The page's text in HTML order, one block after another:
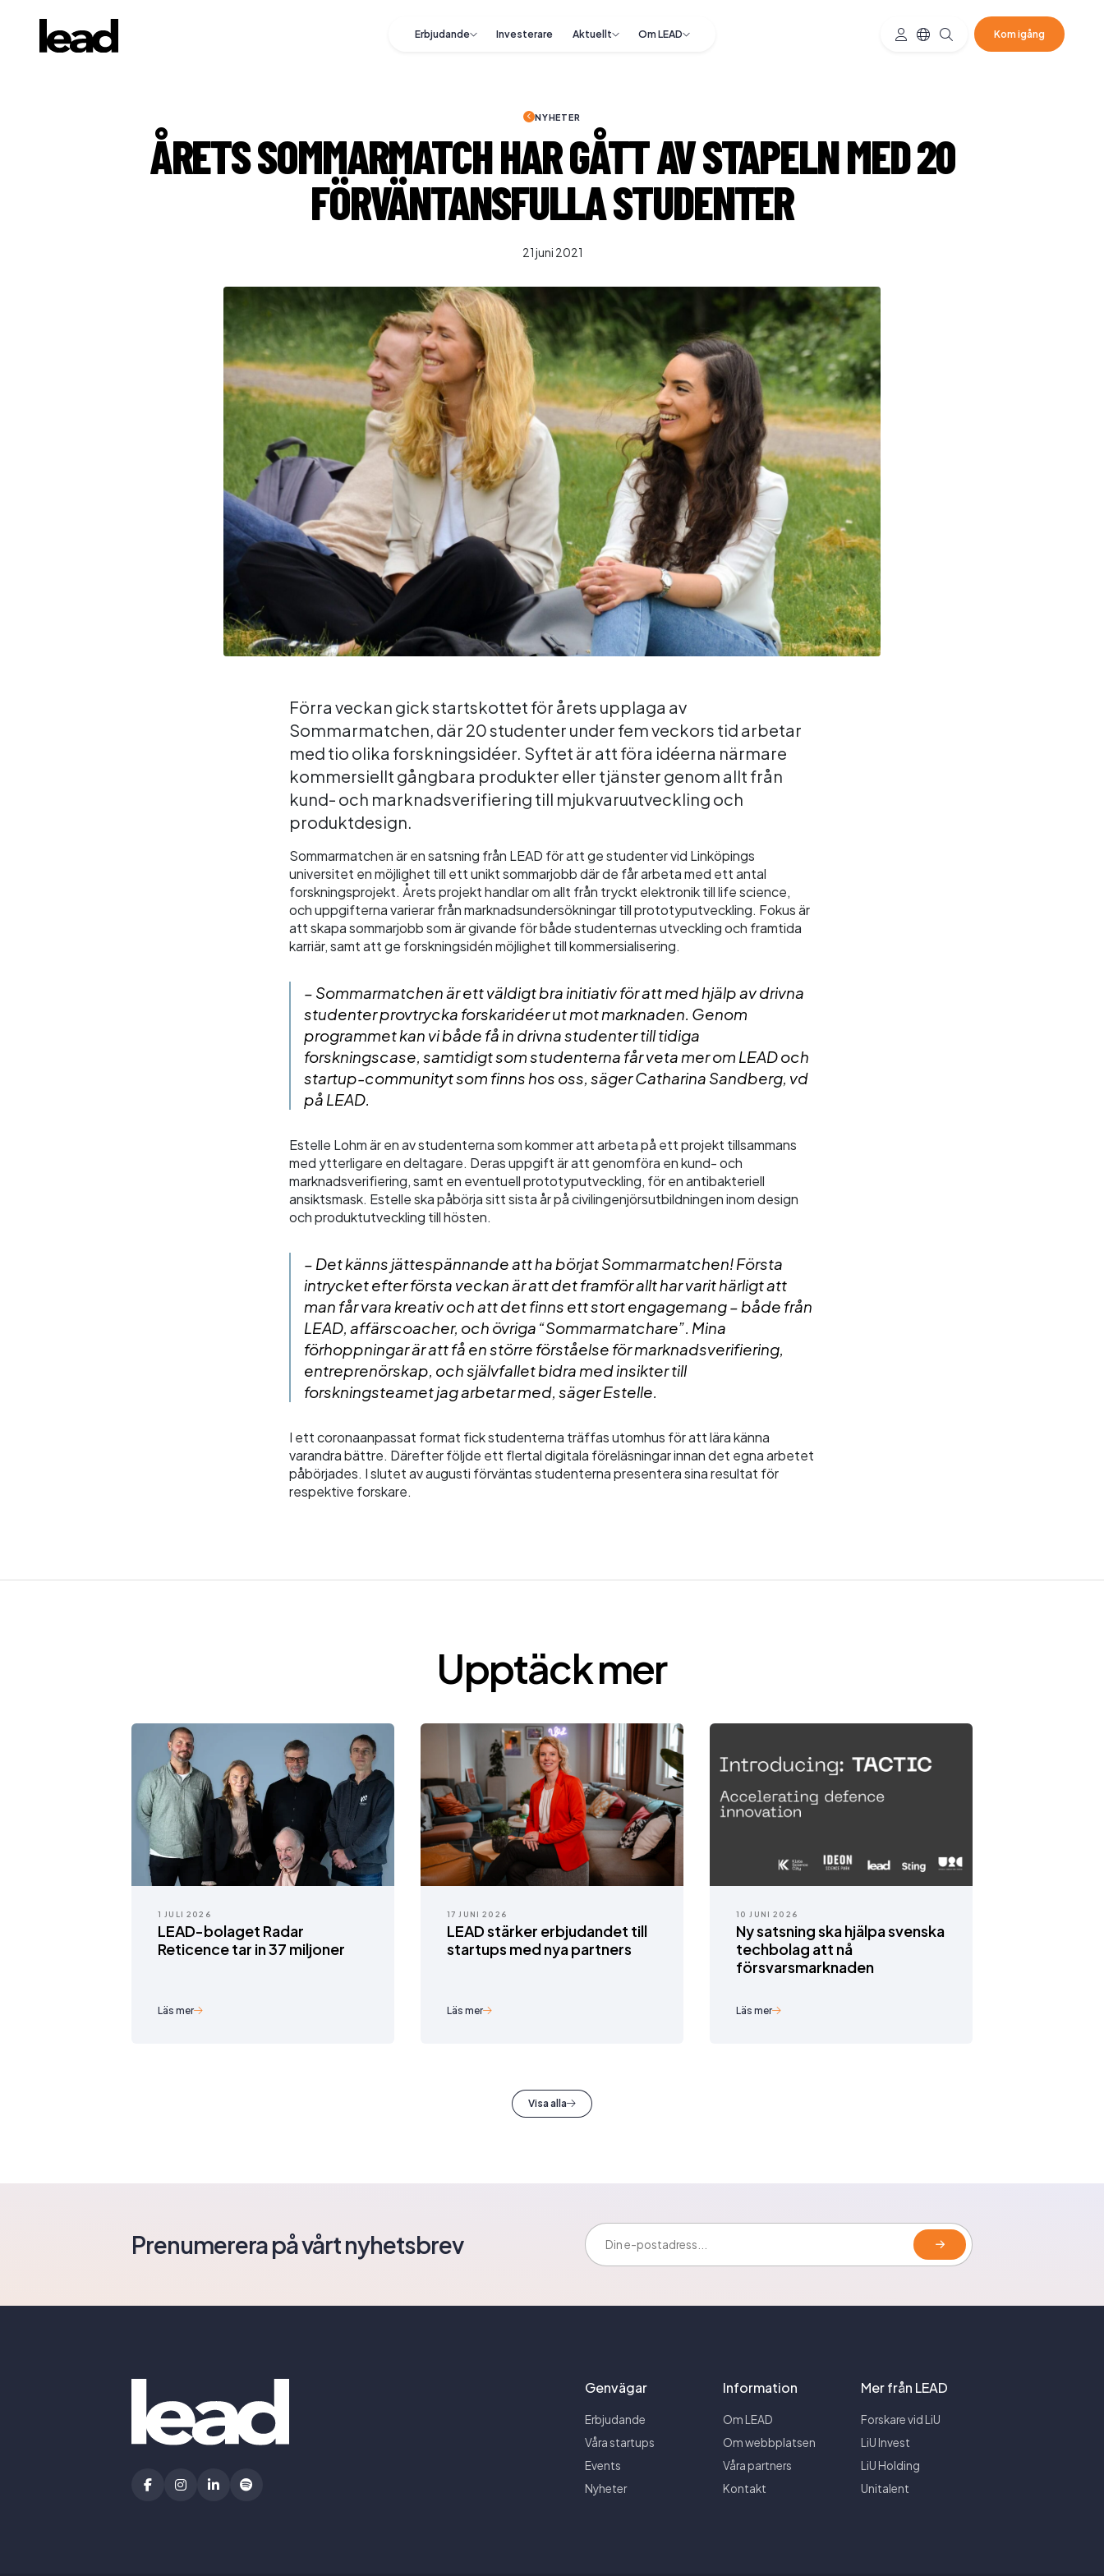
Erbjudande Investerare Aktuellt Om LEAD Kom igång
NYHETER
ÅRETS SOMMARMATCH HAR GÅTT AV STAPELN MED 20
FÖRVÄNTANSFULLA STUDENTER
21 juni 2021
Förra veckan gick startskottet för årets upplaga av
Sommarmatchen, där 20 studenter under fem veckors tid arbetar
med tio olika forskningsidéer. Syftet är att föra idéerna närmare
kommersiellt gångbara produkter eller tjänster genom allt från
kund- och marknadsverifiering till mjukvaruutveckling och
produktdesign.
Sommarmatchen är en satsning från LEAD för att ge studenter vid Linköpings
universitet en möjlighet till ett unikt sommarjobb där de får arbeta med ett antal
forskningsprojekt. Årets projekt handlar om allt från tryckt elektronik till life science,
och uppgifterna varierar från marknadsundersökningar till prototyputveckling. Fokus är
att skapa sommarjobb som är givande för både studenternas utveckling och framtida
karriär, samt att ge forskningsidén möjlighet till kommersialisering.
– Sommarmatchen är ett väldigt bra initiativ för att med hjälp av drivna
studenter provtrycka forskaridéer ut mot marknaden. Genom
programmet kan vi både få in drivna studenter till tidiga
forskningscase, samtidigt som studenterna får veta mer om LEAD och
startup-communityt som finns hos oss, säger Catharina Sandberg, vd
på LEAD.
Estelle Lohm är en av studenterna som kommer att arbeta på ett projekt tillsammans
med ytterligare en deltagare. Deras uppgift är att genomföra en kund- och
marknadsverifiering, samt en eventuell prototyputveckling, för en antibakteriell
ansiktsmask. Estelle ska påbörja sitt sista år på civilingenjörsutbildningen inom design
och produktutveckling till hösten.
– Det känns jättespännande att ha börjat Sommarmatchen! Första
intrycket efter första veckan är att det framför allt har varit härligt att
man får vara kreativ och att det finns ett stort engagemang – både från
LEAD, affärscoacher, och övriga “Sommarmatchare”. Mina
förhoppningar är att få en större förståelse för marknadsverifiering,
entreprenörskap, och självfallet bidra med insikter till
forskningsteamet jag arbetar med, säger Estelle.
I ett coronaanpassat format fick studenterna träffas utomhus för att lära känna
varandra bättre. Därefter följde ett flertal digitala föreläsningar innan det egna arbetet
påbörjades. I slutet av augusti förväntas studenterna presentera sina resultat för
respektive forskare.
Upptäck mer
1 JULI 2026
LEAD-bolaget Radar
Reticence tar in 37 miljoner
Läs mer
17 JUNI 2026
LEAD stärker erbjudandet till
startups med nya partners
Läs mer
10 JUNI 2026
Ny satsning ska hjälpa svenska
techbolag att nå
försvarsmarknaden
Läs mer
Visa alla
Prenumerera på vårt nyhetsbrev
E-postadress:
Genvägar
Erbjudande
Våra startups
Events
Nyheter
Information
Om LEAD
Om webbplatsen
Våra partners
Kontakt
Mer från LEAD
Forskare vid LiU
LiU Invest
LiU Holding
Unitalent